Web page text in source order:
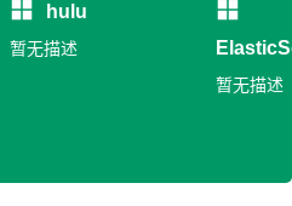
hulu
暂无描述
威指南
暂无描述